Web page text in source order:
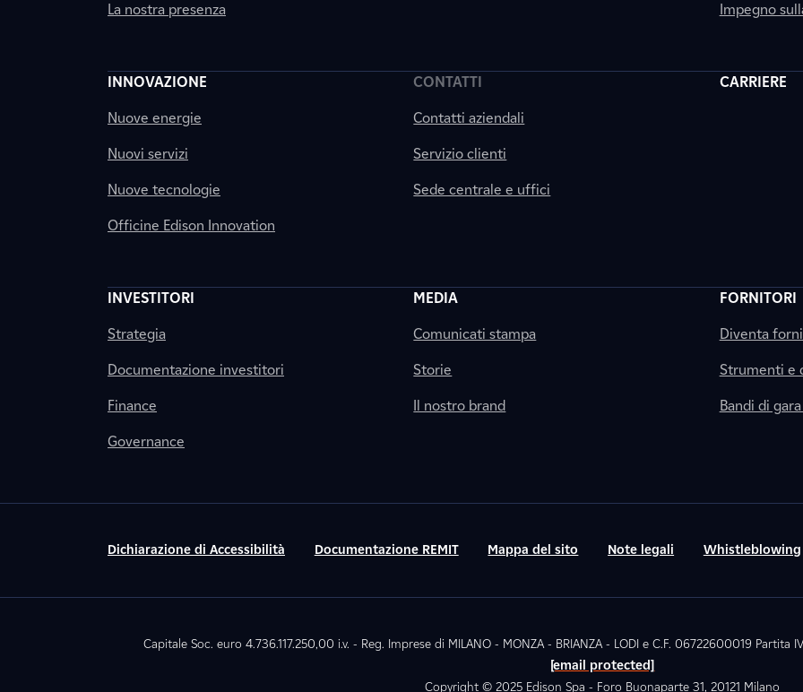
La nostra presenza Impegno
INNOVAZIONE
Nuove energie
Nuovi servizi
Nuove tecnologie
Officine Edison Innovation
CONTATTI
Contatti aziendali
Servizio clienti
Sede centrale e uffici
CARRIERE
INVESTITORI
Strategia
Documentazione investitori
Finance
Governance
MEDIA
Comunicati stampa
Storie
Il nostro brand
FORNITORI
Diventa
Strumenti e
Bandi di
Dichiarazione di Accessibilità Documentazione REMIT Mappa del sito Note legali Whistleblowing
Capitale Soc. euro 4.736.117.250,00 i.v. - Reg. Imprese di MILANO - MONZA - BRIANZA - LODI e C.F. 06722600019 Partita
[email protected]
Copyright © 2025 Edison Spa - Foro Buonaparte 31, 20121 Milano